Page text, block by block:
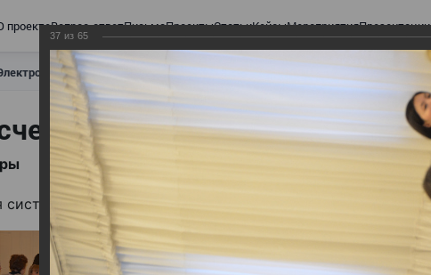
проектеВопрос-ответПисьмаПроектыСтатьиКейсыМероприятияПрезентации
счета-фактуры
фактуры
электронных счетов-фактур"
37 из 65